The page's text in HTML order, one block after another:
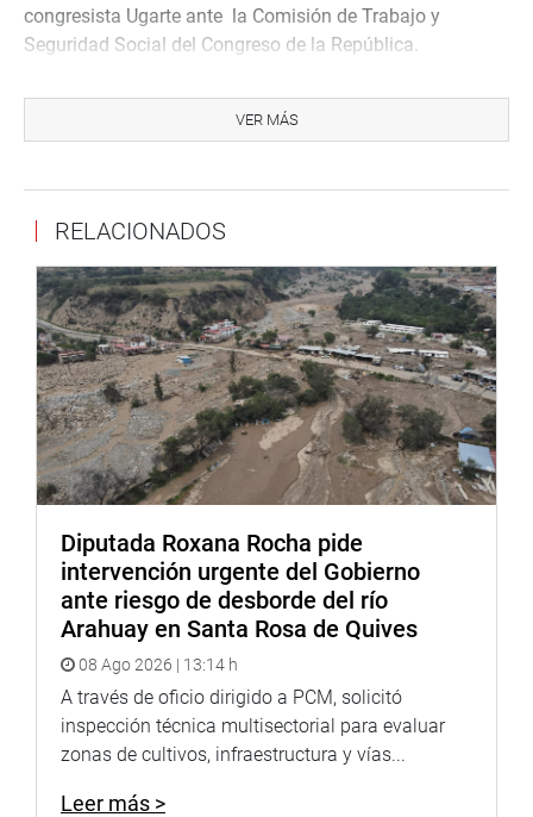
congresista Ugarte ante la Comisión de Trabajo y
Seguridad Social del Congreso de la República.
En ese sentido, el proyectopretende consolidar y
fortalecer los derechos hacia un acceso sin
restricciones en la atención de la gestante trabajadora,
perinatal.
Cabe señalar que, de acuerdo al texto de la iniciativa
legislativa,el permiso que las madres gestantes
soliciten para sus controles prenatales será considerado
como día trabajado para los efectos legales, es decir, no
se aplicará descuento alguno a la remuneración de esta
trabajadora.
Lima, 14 de septiembre de 2022
VER MÁS
RELACIONADOS
Diputada Roxana Rocha pide
intervención urgente del Gobierno
ante riesgo de desborde del río
Arahuay en Santa Rosa de Quives
08 Ago 2026 | 13:14 h
A través de oficio dirigido a PCM, solicitó
inspección técnica multisectorial para evaluar
zonas de cultivos, infraestructura y vías...
Leer más >